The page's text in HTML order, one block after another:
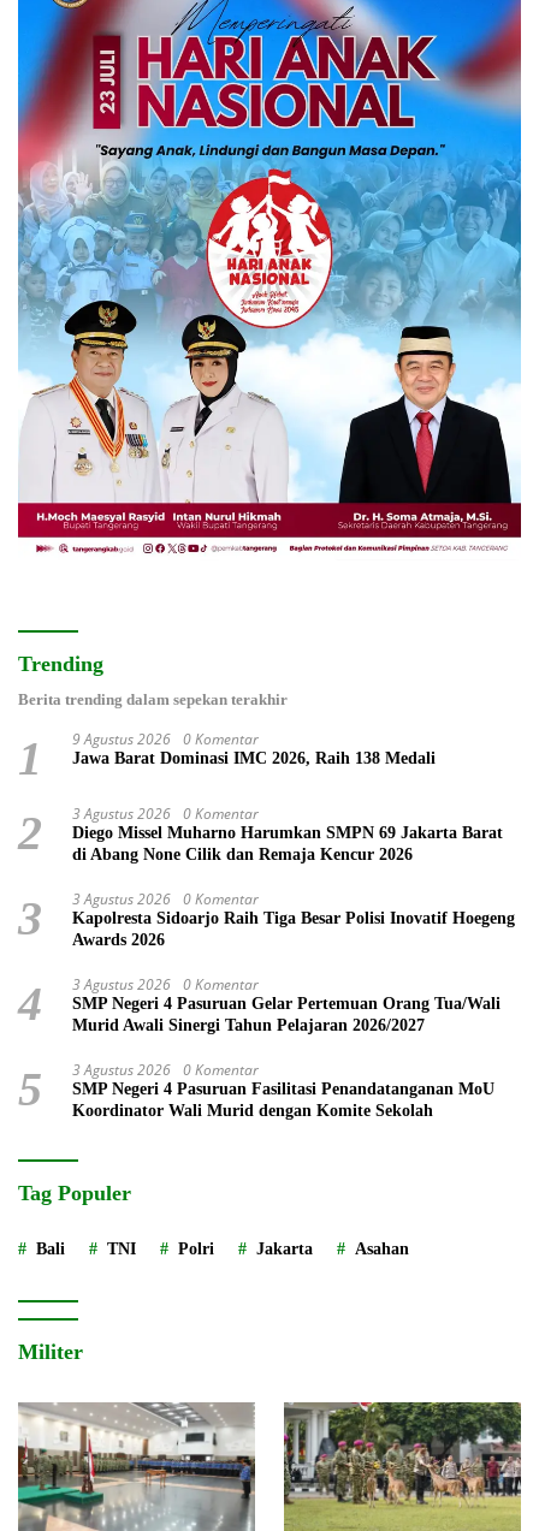
Trending
Berita trending dalam sepekan terakhir
1 9 Agustus 2026 0 Komentar
Jawa Barat Dominasi IMC 2026, Raih 138 Medali
2 3 Agustus 2026 0 Komentar
Diego Missel Muharno Harumkan SMPN 69 Jakarta Barat
di Abang None Cilik dan Remaja Kencur 2026
3 3 Agustus 2026 0 Komentar
Kapolresta Sidoarjo Raih Tiga Besar Polisi Inovatif Hoegeng
Awards 2026
4 3 Agustus 2026 0 Komentar
SMP Negeri 4 Pasuruan Gelar Pertemuan Orang Tua/Wali
Murid Awali Sinergi Tahun Pelajaran 2026/2027
5 3 Agustus 2026 0 Komentar
SMP Negeri 4 Pasuruan Fasilitasi Penandatanganan MoU
Koordinator Wali Murid dengan Komite Sekolah
Tag Populer
Bali TNI Polri Jakarta Asahan
Militer